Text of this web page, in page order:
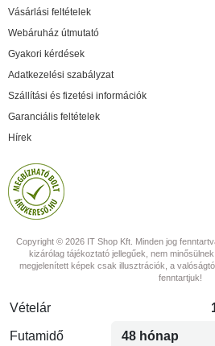
Vásárlási feltételek
Webáruház útmutató
Gyakori kérdések
Adatkezelési szabályzat
Szállítási és fizetési információk
Garanciális feltételek
Hírek
Copyright © 2026 IT Shop Kft. Minden jog
kizárólag tájékoztató jellegűek, nem
megjelenített képek csak illusztrációk, a
fenntartjuk!